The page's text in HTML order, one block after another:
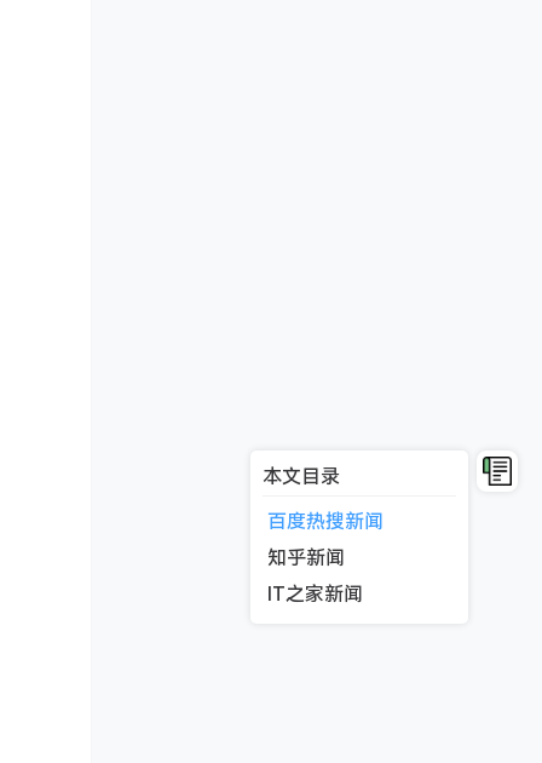
本文目录
百度热搜新闻
知乎新闻
IT之家新闻